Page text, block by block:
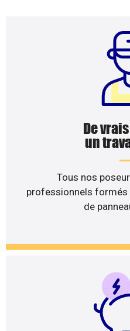
De
un
Tous nos
professionnels
de